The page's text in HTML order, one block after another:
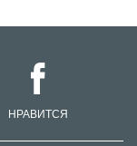
НРАВИТСЯ